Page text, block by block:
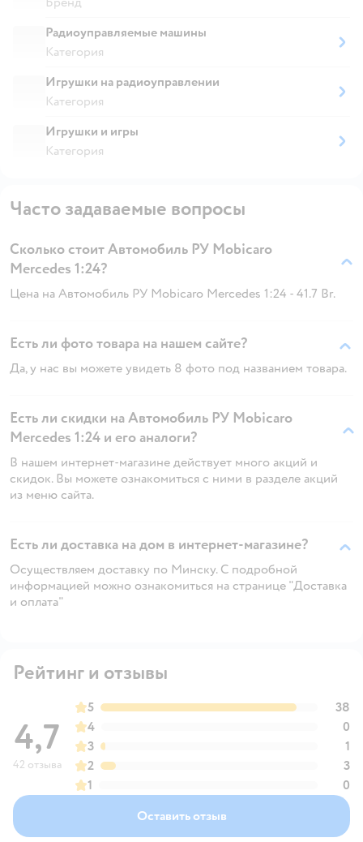
Радиоуправляемые машины
Категория
Игрушки на радиоуправлении
Категория
Игрушки и игры
Категория
Часто задаваемые вопросы
Сколько стоит Автомобиль РУ Mobicaro
Mercedes 1:24?
Цена на Автомобиль РУ Mobicaro Mercedes 1:24 - 41.7 Br.
Есть ли фото товара на нашем сайте?
Да, у нас вы можете увидеть 8 фото под названием товара.
Есть ли скидки на Автомобиль РУ Mobicaro
Mercedes 1:24 и его аналоги?
В нашем интернет-магазине действует много акций и
скидок. Вы можете ознакомиться с ними в разделе акций
из меню сайта.
Есть ли доставка на дом в интернет-магазине?
Осуществляем доставку по Минску. С подробной
информацией можно ознакомиться на странице "Доставка
и оплата"
Рейтинг и отзывы
4,7
42 отзыва
5
38
4
0
3
1
2
3
1
0
Оставить отзыв